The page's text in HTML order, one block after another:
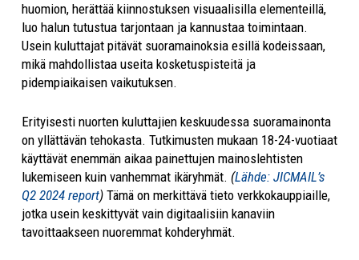
huomion, herättää kiinnostuksen visuaalisilla elementeillä,
luo halun tutustua tarjontaan ja kannustaa toimintaan.
Usein kuluttajat pitävät suoramainoksia esillä kodeissaan,
mikä mahdollistaa useita kosketuspisteitä ja
pidempiaikaisen vaikutuksen.
Erityisesti nuorten kuluttajien keskuudessa suoramainonta
on yllättävän tehokasta. Tutkimusten mukaan 18-24-vuotiaat
käyttävät enemmän aikaa painettujen mainoslehtisten
lukemiseen kuin vanhemmat ikäryhmät. (Lähde: JICMAIL’s
Q2 2024 report)Tämä on merkittävä tieto verkkokauppiaille,
jotka usein keskittyvät vain digitaalisiin kanaviin
tavoittaakseen nuoremmat kohderyhmät.